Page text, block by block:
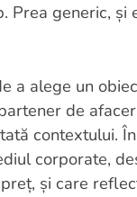
Prea generic, și
a alege un
de
contextului.
corporate,
și care